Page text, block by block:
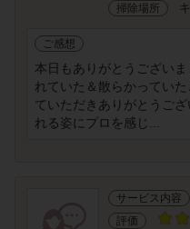
掃除場所
ご感想
本日もありがとうござい
れていた＆散らかってい
ていただきありがとうご
れる姿にプロを感じ...
サービス内容
評価